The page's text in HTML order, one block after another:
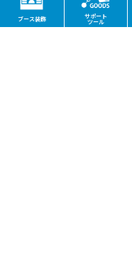
ブース装飾 サポート
ツール